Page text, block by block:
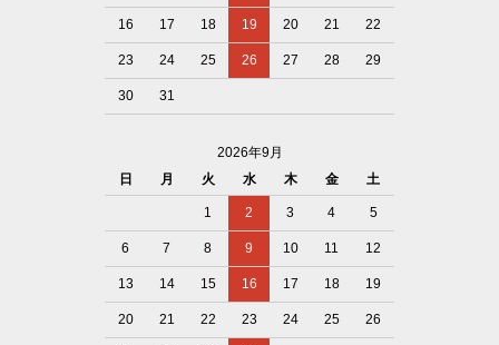
16 17 18 19 20 21 22
23 24 25 26 27 28 29
30 31
2026年9月
日
月 火 水 木 金 土
1 2 3 4 5
6 7 8 9 10 11 12
13 14 15 16 17 18 19
20 21 22 23 24 25 26